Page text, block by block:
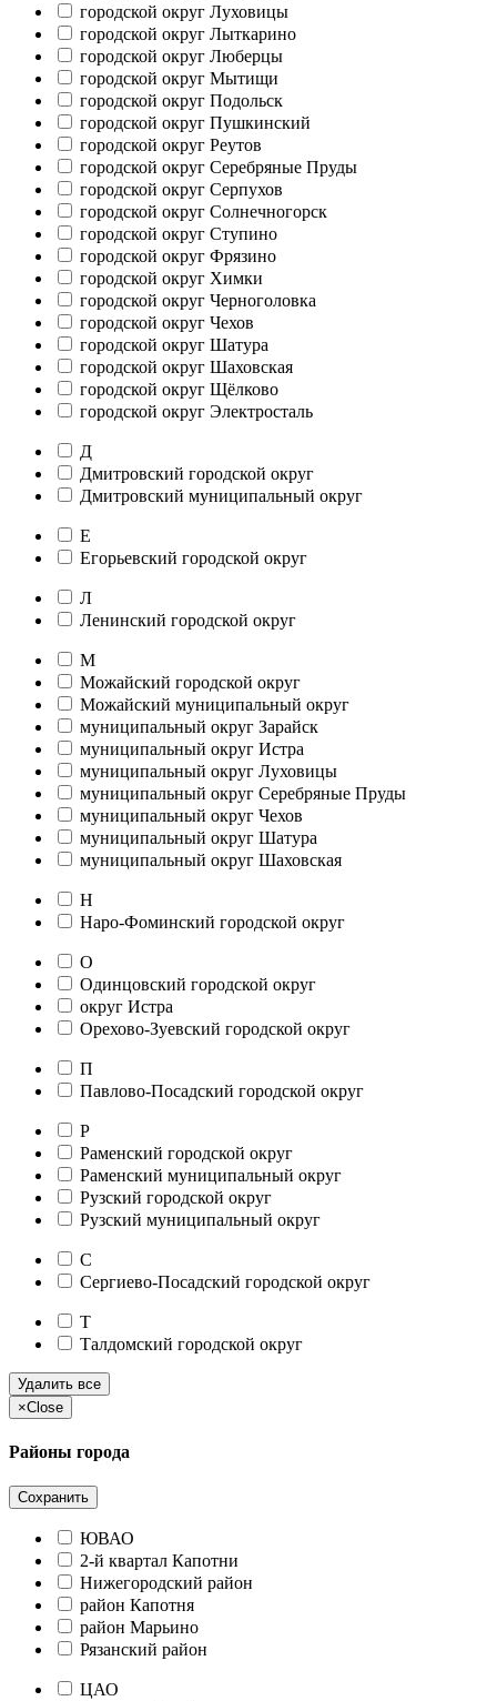
городской округ Луховицы
городской округ Лыткарино
городской округ Люберцы
городской округ Мытищи
городской округ Подольск
городской округ Пушкинский
городской округ Реутов
городской округ Серебряные Пруды
городской округ Серпухов
городской округ Солнечногорск
городской округ Ступино
городской округ Фрязино
городской округ Химки
городской округ Черноголовка
городской округ Чехов
городской округ Шатура
городской округ Шаховская
городской округ Щёлково
городской округ Электросталь
Д
Дмитровский городской округ
Дмитровский муниципальный округ
Е
Егорьевский городской округ
Л
Ленинский городской округ
М
Можайский городской округ
Можайский муниципальный округ
муниципальный округ Зарайск
муниципальный округ Истра
муниципальный округ Луховицы
муниципальный округ Серебряные Пруды
муниципальный округ Чехов
муниципальный округ Шатура
муниципальный округ Шаховская
Н
Наро-Фоминский городской округ
О
Одинцовский городской округ
округ Истра
Орехово-Зуевский городской округ
П
Павлово-Посадский городской округ
Р
Раменский городской округ
Раменский муниципальный округ
Рузский городской округ
Рузский муниципальный округ
С
Сергиево-Посадский городской округ
Т
Талдомский городской округ
Удалить все
×Close
Районы города
Сохранить
ЮВАО
2-й квартал Капотни
Нижегородский район
район Капотня
район Марьино
Рязанский район
ЦАО